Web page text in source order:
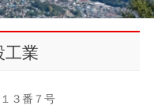
工業
３番７号